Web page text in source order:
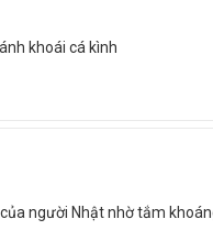
khoái cá kình
người Nhật nhờ tắm